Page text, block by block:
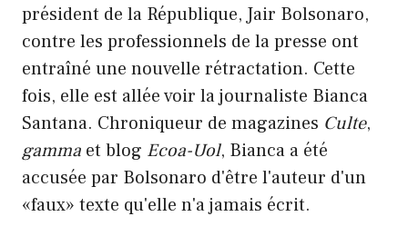
président de la République, Jair Bolsonaro,
contre les professionnels de la presse ont
entraîné une nouvelle rétractation. Cette
fois, elle est allée voir la journaliste Bianca
Santana. Chroniqueur de magazines Culte,
gamma et blog Ecoa-Uol, Bianca a été
accusée par Bolsonaro d'être l'auteur d'un
«faux» texte qu'elle n'a jamais écrit.